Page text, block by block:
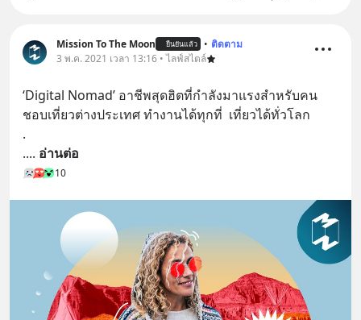
Mission To The Moon ยืนยันแล้ว • ติดตาม
3 พ.ค. 2021 เวลา 13:16 • ไลฟ์สไตล์
‘Digital Nomad’ อาชีพสุดฮิตที่กำลังมาแรงสำหรับคน
ชอบเที่ยวต่างประเทศ ทำงานได้ทุกที่  เที่ยวได้ทั่วโลก
.
.... อ่านต่อ
10